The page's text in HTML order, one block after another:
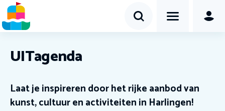
UITagenda
Laat je inspireren door het rijke aanbod van
kunst, cultuur en activiteiten in Harlingen!